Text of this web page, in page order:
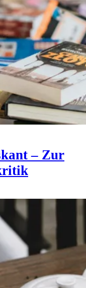
– Zur